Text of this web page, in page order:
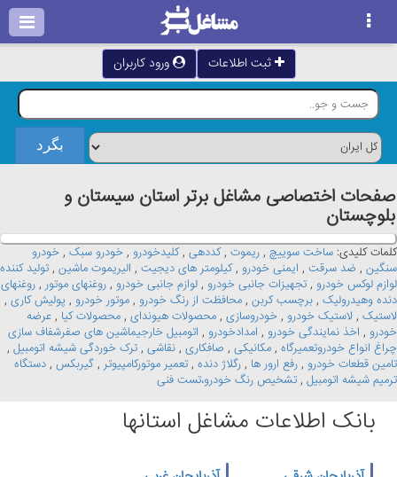
ثبت اطلاعات ورود کاربران
صفحات اختصاصی مشاغل برتر استان سيستان و
بلوچستان
کلمات کلیدی: ساخت سوییچ , ریموت ,کددهی ,کلیدخودرو , خودرو سبک , خودرو
سنگین , ضد سرقت , ایمنی خودرو ,کیلومتر های دیجیت , الیریموت ماشین , تولید کننده
لوازم لوکس خودرو , تجهیزات جانبی خودرو , لوازم جانبی خودرو , روغنهای موتور , روغنهای
دنده وهیدرولیک , برچسب کربن , محافظت از رنگ خودرو , موتور خودرو , پولیش کاری ,
لاستیک , لاستیک خودرو , خودروسازی , محصولات هیوندای , محصولات کیا , عرضه
خودرو , اخذ نمایندگی خودرو , امدادخودرو , اتومبیل خارجیماشین های صفرشفاف سازی
چراغ انواع خودروتعمیرگاه , مکانیکی , صافکاری , نقاشی , ترک خوردگی شیشه اتومبیل ,
تامین قطعات خودرو , رفع ارور ها , رگلاژ دنده , تعمیر موتورکامپیوتر , گیربکس , دستگاه
ترمیم شیشه اتومبیل , تشخیص رنگ خودرو،تست فنی
بانک اطلاعات مشاغل استانها